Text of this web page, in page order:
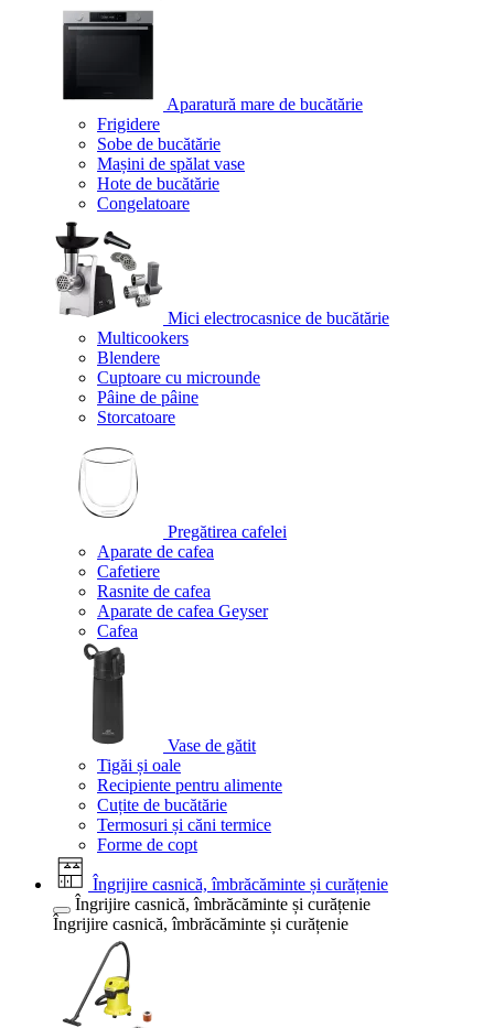
Aparatură mare de bucătărie
Frigidere
Sobe de bucătărie
Mașini de spălat vase
Hote de bucătărie
Congelatoare
Mici electrocasnice de bucătărie
Multicookers
Blendere
Cuptoare cu microunde
Pâine de pâine
Storcatoare
Pregătirea cafelei
Aparate de cafea
Cafetiere
Rasnite de cafea
Aparate de cafea Geyser
Cafea
Vase de gătit
Tigăi și oale
Recipiente pentru alimente
Cuțite de bucătărie
Termosuri și căni termice
Forme de copt
Îngrijire casnică, îmbrăcăminte și curățenie
Îngrijire casnică, îmbrăcăminte și curățenie
Îngrijire casnică, îmbrăcăminte și curățenie